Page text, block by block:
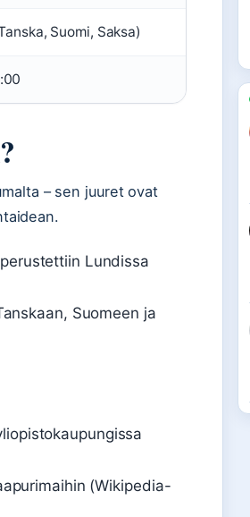
Suomi, Saksa)
– sen juuret ovat
Lundissa
Suomeen ja
(Wikipedia-